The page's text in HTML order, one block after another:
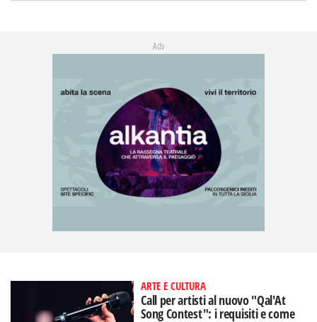
Adv
ARTE E CULTURA
Call per artisti al nuovo "Qal'At
Song Contest": i requisiti e come